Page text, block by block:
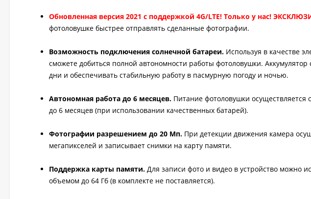
Обновленная версия 2021 с поддержкой 4G/LTE! Только у нас!
фотоловушке быстрее отправлять сделанные фотографии.
Возможность подключения солнечной батареи. Используя в качестве
сможете добиться полной автономности работы фотоловушки.
дни и обеспечивать стабильную работу в пасмурную погоду и ночью.
Автономная работа до 6 месяцев. Питание фотоловушки осуществляется
до 6 месяцев (при использовании качественных батарей).
Фотографии разрешением до 20 Мп. При детекции движения камера
мегапикселей и записывает снимки на карту памяти.
Поддержка карты памяти. Для записи фото и видео в устройство можно
объемом до 64 Гб (в комплекте не поставляется).